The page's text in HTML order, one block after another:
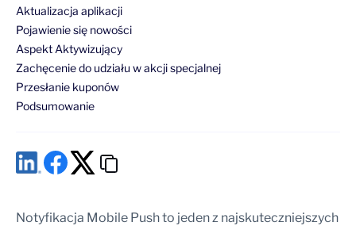
Aktualizacja aplikacji
Pojawienie się nowości
Aspekt Aktywizujący
Zachęcenie do udziału w akcji specjalnej
Przesłanie kuponów
Podsumowanie
Notyfikacja Mobile Push to jeden z najskuteczniejszych